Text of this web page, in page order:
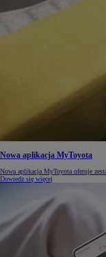
Nowa aplikacja MyToyota
Nowa aplikacja MyToyota oferuje
Dowiedz się więcej